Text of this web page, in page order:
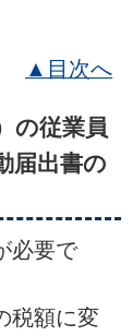
▲目次へ
の従業員
届出書の
必要で
税額に変